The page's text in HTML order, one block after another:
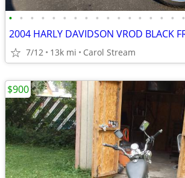
• • • • • • • • • • • • • • • • •
7/12 13k mi Carol Stream
$900